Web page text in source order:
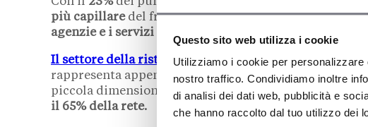
Questo sito web utilizza i cookie
Utilizziamo i cookie per
nostro traffico. Condividiamo inoltre
di analisi dei dati web, pubblicità e
che hanno raccolto dal tuo utilizzo dei
più capillaredel franchising italiano.Servizi e GDO
agenzie e i servizi immobiliari
Il settore della ristorazione, pur essendo tra i settori
rappresenta appena il9% dei PVF , a conferma di una
piccola dimensione.
Abbigliamento, servizi, GDO e
il 65% della rete.